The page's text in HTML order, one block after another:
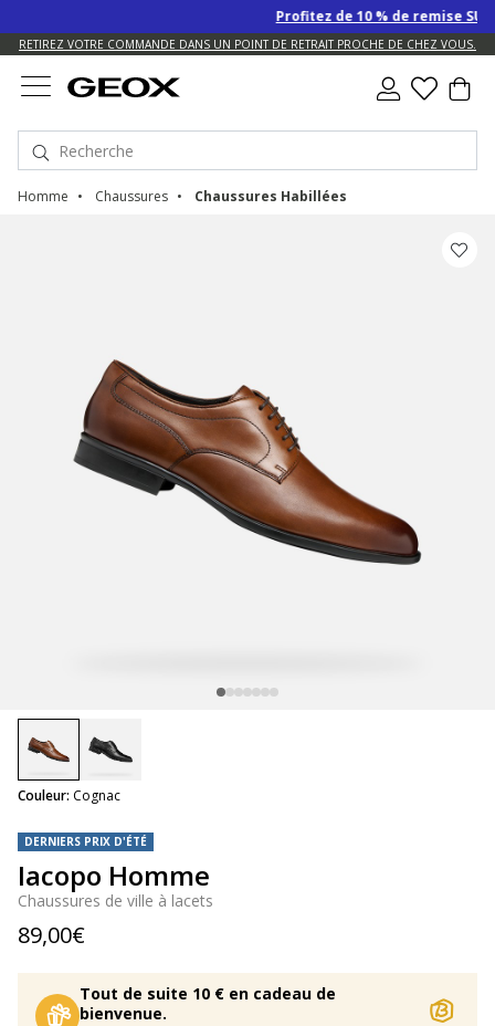
Profitez de 10 % de remise
RETIREZ VOTRE COMMANDE DANS UN POINT DE RETRAIT PROCHE DE CHEZ VOUS.
Homme Chaussures Chaussures Habillées
DERNIERS PRIX D'ÉTÉ
Iacopo Homme
Chaussures de ville à lacets
89,00€
Tout de suite 10 € en cadeau de
bienvenue.
Couleur: Cognac
selected